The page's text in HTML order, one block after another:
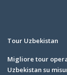
Tour Uzbekistan
Migliore tour
Uzbekistan su